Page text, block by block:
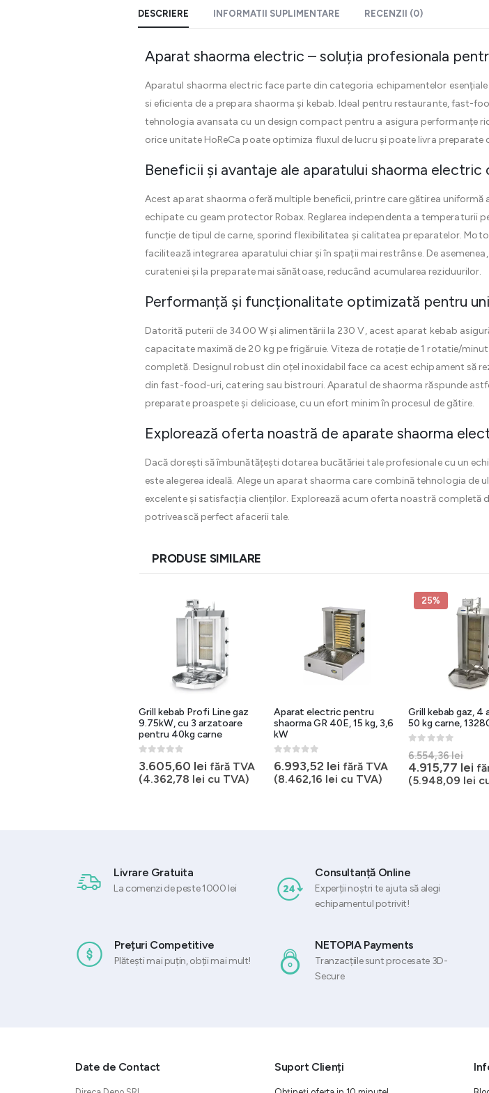
DESCRIERE INFORMATII SUPLIMENTARE RECENZII (0)
Aparat shaorma electric – soluția profesionala
Aparatul shaorma electric face parte din categoria echipamentelor
si eficienta de a prepara shaorma și kebab. Ideal pentru restaurante, fast-
tehnologia avansata cu un design compact pentru a asigura performanțe
orice unitate HoReCa poate optimiza fluxul de lucru și poate livra
Beneficii și avantaje ale aparatului shaorma electric
Acest aparat shaorma oferă multiple beneficii, printre care gătirea
echipate cu geam protector Robax. Reglarea independenta a temperaturii
funcție de tipul de carne, sporind flexibilitatea și calitatea preparatelor.
facilitează integrarea aparatului chiar și în spații mai restrânse. De
curateniei și la preparate mai sănătoase, reducând acumularea reziduurilor.
Performanță și funcționalitate optimizată pentru
Datorită puterii de 3400 W și alimentării la 230 V, acest aparat kebab
capacitate maximă de 20 kg pe frigăruie. Viteza de rotație de 1 rotatie/
completă. Designul robust din oțel inoxidabil face ca acest echipament să
din fast-food-uri, catering sau bistrouri. Aparatul de shaorma răspunde
preparate proaspete și delicioase, cu un efort minim în procesul de gătire.
Explorează oferta noastră de aparate shaorma
Dacă dorești să îmbunătățești dotarea bucătăriei tale profesionale cu un
este alegerea ideală. Alege un aparat shaorma care combină tehnologia
excelente și satisfacția clienților. Explorează acum oferta noastră completă
potrivească perfect afacerii tale.
PRODUSE SIMILARE
Grill kebab Profi Line gaz
9.75kW, cu 3 arzatoare
pentru 40kg carne
0out of 5
3.605,60 lei fără TVA
(4.362,78 lei cu TVA)
Aparat electric pentru
shaorma GR 40E, 15 kg, 3,6
kW
0out of 5
6.993,52 lei fără TVA
(8.462,16 lei cu TVA)
25%
Grill kebab gaz, 4
50 kg carne,
6.554,36lei
a
4.915,77 lei
(5.948,09 lei
Livrare Gratuita
La comenzi de peste 1000 lei
Consultanță Online
Experții noștri te ajuta să alegi
echipamentul potrivit!
Prețuri Competitive
Plătești mai puțin, obții mai mult!
NETOPIA Payments
Tranzacțiile sunt procesate 3D-
Secure
Date de Contact Suport Clienți